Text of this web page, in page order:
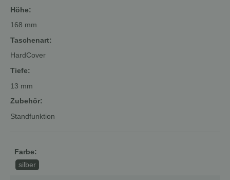
Höhe:
168 mm
Taschenart:
HardCover
Tiefe:
13 mm
Zubehör:
Standfunktion
Farbe:
silber